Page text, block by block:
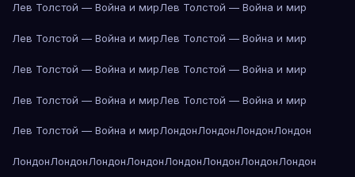
Лев Толстой — Война и мирЛев Толстой — Война и мир
Лев Толстой — Война и мирЛев Толстой — Война и мир
Лев Толстой — Война и мирЛев Толстой — Война и мир
Лев Толстой — Война и мирЛев Толстой — Война и мир
Лев Толстой — Война и мирЛондонЛондонЛондонЛондон
ЛондонЛондонЛондонЛондонЛондонЛондонЛондонЛондон